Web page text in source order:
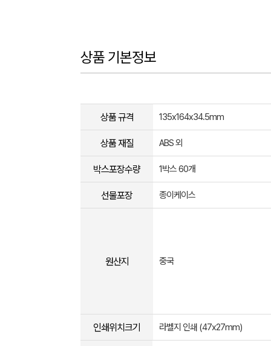
상품 기본정보
상품 규격 135x164x34.5mm
상품 재질 ABS 외
박스포장수량 1박스 60개
선물포장 종이케이스
원산지 중국
인쇄위치크기 라벨지 인쇄 (47x27mm)